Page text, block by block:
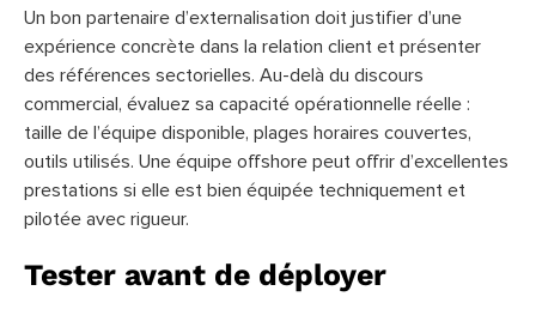
Un bon partenaire d’externalisation doit justifier d’une
expérience concrète dans la relation client et présenter
des références sectorielles. Au-delà du discours
commercial, évaluez sa capacité opérationnelle réelle :
taille de l’équipe disponible, plages horaires couvertes,
outils utilisés. Une équipe offshore peut offrir d’excellentes
prestations si elle est bien équipée techniquement et
pilotée avec rigueur.
Tester avant de déployer